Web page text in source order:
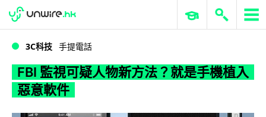
WWDC 2026 ERP 與商業 AI
3C科技 手提電話
FBI 監視可疑人物新方法？就是手機植入
惡意軟件